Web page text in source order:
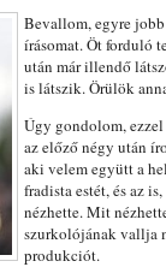
Bevallom, egyre
írásomat. Öt forduló
után már illendő
is látszik. Örülök
Úgy gondolom,
az előző négy után
aki velem együtt a
fradista estét, és az
nézhette. Mit
szurkolójának vallja
produkciót.